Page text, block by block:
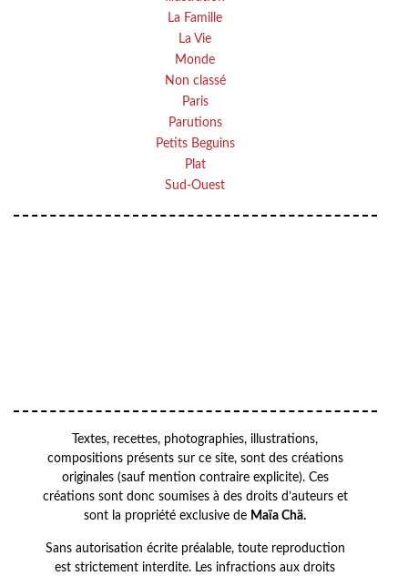
La Famille
La Vie
Monde
Non classé
Paris
Parutions
Petits Beguins
Plat
Sud-Ouest
Textes, recettes, photographies, illustrations,
compositions présents sur ce site, sont des créations
originales (sauf mention contraire explicite). Ces
créations sont donc soumises à des droits d’auteurs et
sont la propriété exclusive de Maïa Chä.
Sans autorisation écrite préalable, toute reproduction
est strictement interdite. Les infractions aux droits